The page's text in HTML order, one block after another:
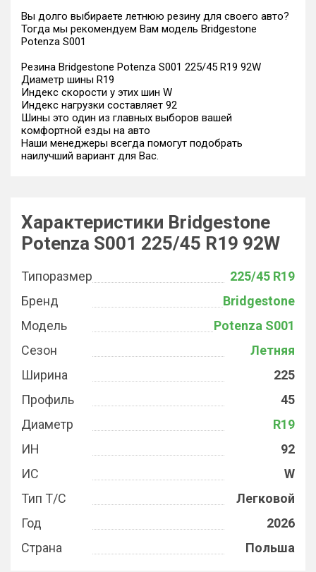
Вы долго выбираете летнюю резину для своего авто?
Тогда мы рекомендуем Вам модель Bridgestone
Potenza S001
Резина Bridgestone Potenza S001 225/45 R19 92W
Диаметр шины R19
Индекс скорости у этих шин W
Индекс нагрузки составляет 92
Шины это один из главных выборов вашей
комфортной езды на авто
Наши менеджеры всегда помогут подобрать
наилучший вариант для Вас.
Характеристики Bridgestone
Potenza S001 225/45 R19 92W
Типоразмер
225/45 R19
Бренд
Bridgestone
Модель
Potenza S001
Сезон
Летняя
Ширина
225
Профиль
45
Диаметр
R19
ИН
92
ИС
W
Тип Т/С
Легковой
Год
2026
Страна
Польша